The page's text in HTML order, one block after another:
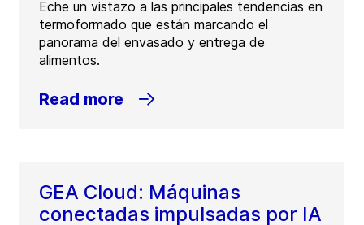
Eche un vistazo a las principales tendencias en
termoformado que están marcando el
panorama del envasado y entrega de
alimentos.
Read more
GEA Cloud: Máquinas
conectadas impulsadas por IA